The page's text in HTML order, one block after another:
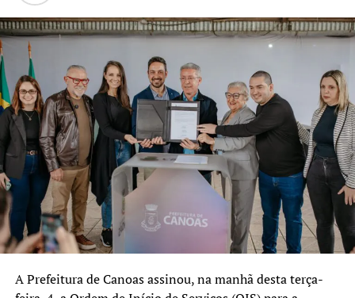
Nova Santa Rita continuará
investindo em gestão,
planejamento e inovação
para oferecer uma
educação pública cada vez
mais forte, humana e
preparada para os desafios
do presente e do futuro.
Essa parceria com o
Tribunal de Contas
fortalece nosso trabalho e
A Prefeitura de Canoas assinou, na manhã desta terça-